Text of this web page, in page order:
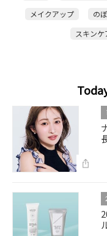
メイクアップ
の
スキンケ
1